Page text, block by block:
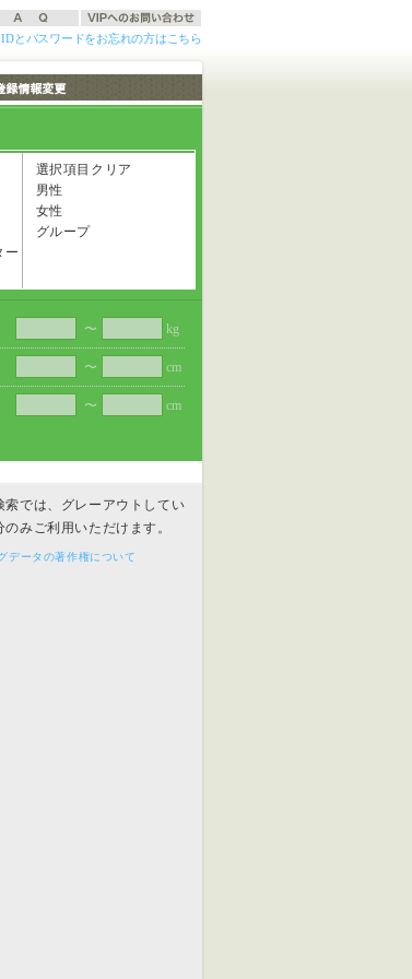
IDとパスワードをお忘れの方はこちら
ー
選択項目クリア
男性
女性
グループ
〜 kg
〜 cm
〜 cm
索では、グレーアウトしてい
のみご利用いただけます。
データの著作権について